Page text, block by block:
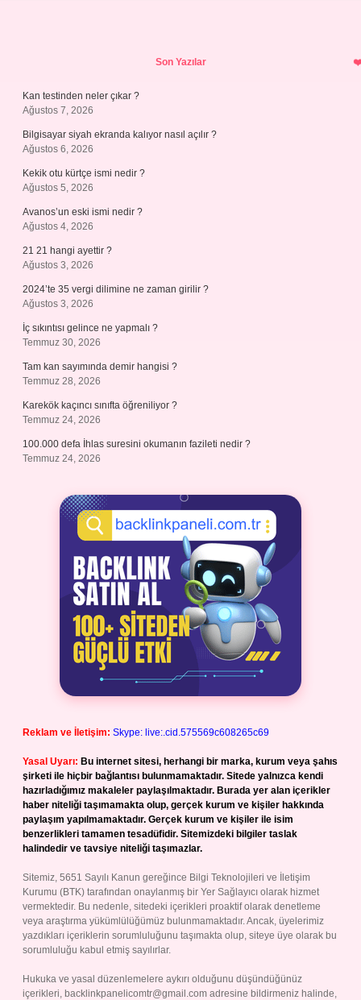
Son Yazılar
Kan testinden neler çıkar ?
Ağustos 7, 2026
Bilgisayar siyah ekranda kalıyor nasıl açılır ?
Ağustos 6, 2026
Kekik otu kürtçe ismi nedir ?
Ağustos 5, 2026
Avanos’un eski ismi nedir ?
Ağustos 4, 2026
21 21 hangi ayettir ?
Ağustos 3, 2026
2024’te 35 vergi dilimine ne zaman girilir ?
Ağustos 3, 2026
İç sıkıntısı gelince ne yapmalı ?
Temmuz 30, 2026
Tam kan sayımında demir hangisi ?
Temmuz 28, 2026
Karekök kaçıncı sınıfta öğreniliyor ?
Temmuz 24, 2026
100.000 defa İhlas suresini okumanın fazileti nedir ?
Temmuz 24, 2026
Reklam ve İletişim: Skype: live:.cid.575569c608265c69
Yasal Uyarı: Bu internet sitesi, herhangi bir marka, kurum veya şahıs
şirketi ile hiçbir bağlantısı bulunmamaktadır. Sitede yalnızca kendi
hazırladığımız makaleler paylaşılmaktadır. Burada yer alan içerikler
haber niteliği taşımamakta olup, gerçek kurum ve kişiler hakkında
paylaşım yapılmamaktadır. Gerçek kurum ve kişiler ile isim
benzerlikleri tamamen tesadüfidir. Sitemizdeki bilgiler taslak
halindedir ve tavsiye niteliği taşımazlar.
Sitemiz, 5651 Sayılı Kanun gereğince Bilgi Teknolojileri ve İletişim
Kurumu (BTK) tarafından onaylanmış bir Yer Sağlayıcı olarak hizmet
vermektedir. Bu nedenle, sitedeki içerikleri proaktif olarak denetleme
veya araştırma yükümlülüğümüz bulunmamaktadır. Ancak, üyelerimiz
yazdıkları içeriklerin sorumluluğunu taşımakta olup, siteye üye olarak bu
sorumluluğu kabul etmiş sayılırlar.
Hukuka ve yasal düzenlemelere aykırı olduğunu düşündüğünüz
içerikleri, backlinkpanelicomtr@gmail.com adresine bildirmeniz halinde,